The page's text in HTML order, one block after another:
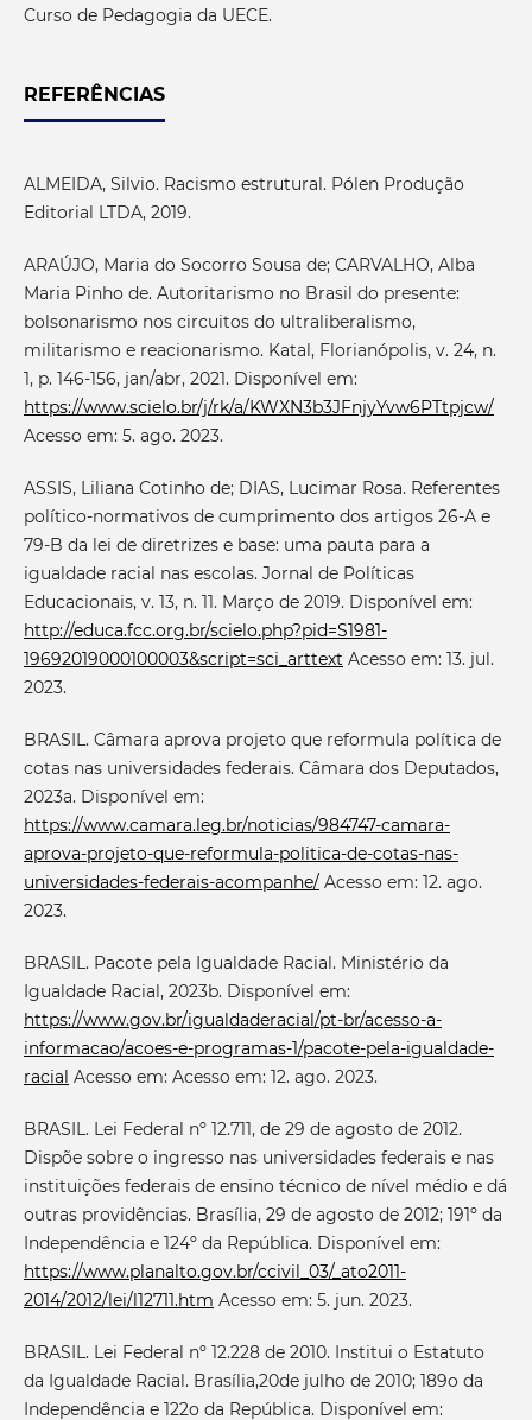
Curso de Pedagogia da UECE.
REFERÊNCIAS
ALMEIDA, Silvio. Racismo estrutural. Pólen Produção
Editorial LTDA, 2019.
ARAÚJO, Maria do Socorro Sousa de; CARVALHO, Alba
Maria Pinho de. Autoritarismo no Brasil do presente:
bolsonarismo nos circuitos do ultraliberalismo,
militarismo e reacionarismo. Katal, Florianópolis, v. 24, n.
1, p. 146-156, jan/abr, 2021. Disponível em:
https://www.scielo.br/j/rk/a/KWXN3b3JFnjyYvw6PTtpjcw/
Acesso em: 5. ago. 2023.
ASSIS, Liliana Cotinho de; DIAS, Lucimar Rosa. Referentes
político-normativos de cumprimento dos artigos 26-A e
79-B da lei de diretrizes e base: uma pauta para a
igualdade racial nas escolas. Jornal de Políticas
Educacionais, v. 13, n. 11. Março de 2019. Disponível em:
http://educa.fcc.org.br/scielo.php?pid=S1981-
19692019000100003&script=sci_arttext Acesso em: 13. jul.
2023.
BRASIL. Câmara aprova projeto que reformula política de
cotas nas universidades federais. Câmara dos Deputados,
2023a. Disponível em:
https://www.camara.leg.br/noticias/984747-camara-
aprova-projeto-que-reformula-politica-de-cotas-nas-
universidades-federais-acompanhe/Acesso em: 12. ago.
2023.
BRASIL. Pacote pela Igualdade Racial. Ministério da
Igualdade Racial, 2023b. Disponível em:
https://www.gov.br/igualdaderacial/pt-br/acesso-a-
informacao/acoes-e-programas-1/pacote-pela-igualdade-
racial Acesso em: Acesso em: 12. ago. 2023.
BRASIL. Lei Federal nº 12.711, de 29 de agosto de 2012.
Dispõe sobre o ingresso nas universidades federais e nas
instituições federais de ensino técnico de nível médio e dá
outras providências. Brasília, 29 de agosto de 2012; 191º da
Independência e 124º da República. Disponível em:
https://www.planalto.gov.br/ccivil_03/_ato2011-
2014/2012/lei/l12711.htm Acesso em: 5. jun. 2023.
BRASIL. Lei Federal nº 12.228 de 2010. Institui o Estatuto
da Igualdade Racial. Brasília,20de julho de 2010; 189o da
Independência e 122o da República. Disponível em: